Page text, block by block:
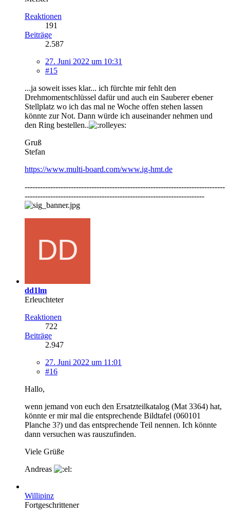
Reaktionen
191
Beiträge
2.587
27. Juni 2022 um 10:31
#15
...ja soweit isses klar... ich fürchte mir fehlt den
Drehmomentschlüssel dafür und auch ein Sauberer ebener
Stellplatz wo ich das mal ne Woche offen stehen lassen
könnte zur Not. Dann würde ich auseinander nehmen und
den Ring bestellen..
Gruß
Stefan
https://www.multi-board.com/www.ig-hmt.de
------------------------------------------------------------------------------
----------------------------------------------------------------------
dd1lm
Erleuchteter
Reaktionen
722
Beiträge
2.947
27. Juni 2022 um 11:01
#16
Hallo,
wenn jemand von euch den Ersatzteilkatalog (Mat 3364) hat,
könnte er mir mal die entsprechende Bildtafel (060101
Planche 3?) und das entsprechende Teil nennen. Ich könnte
dann versuchen was rauszufinden.
Viele Grüße
Andreas
Willipinz
Fortgeschrittener